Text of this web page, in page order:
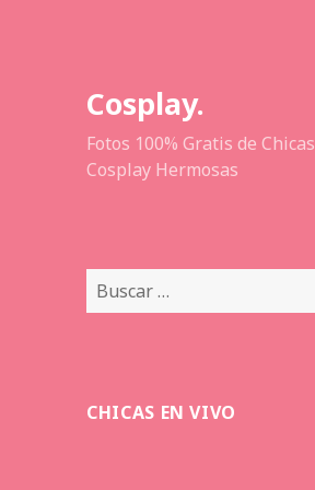
Cosplay.
Fotos 100% Gratis de Chicas
Cosplay Hermosas
Buscar:
CHICAS EN VIVO